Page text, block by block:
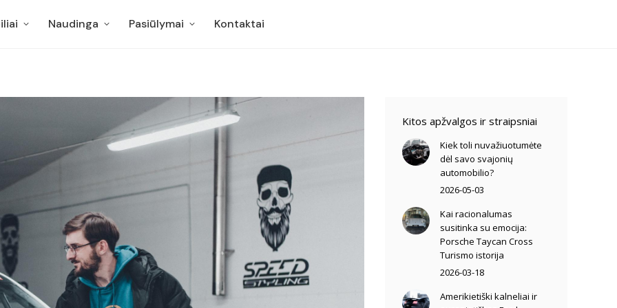
Naudinga Pasiūlymai Kontaktai
Kitos apžvalgos ir straipsniai
Kiek toli nuvažiuotumėte
dėl savo svajonių
automobilio?
2026-05-03
Kai racionalumas
susitinka su emocija:
Porsche Taycan Cross
Turismo istorija
2026-03-18
Amerikietiški kalneliai ir
Naudinga Pasiūlymai Kontaktai